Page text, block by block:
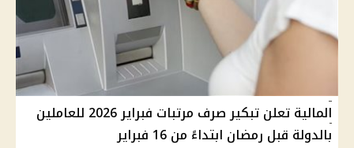
المالية تعلن تبكير صرف مرتبات فبراير 2026 للعاملين
بالدولة قبل رمضان ابتداءً من 16 فبراير